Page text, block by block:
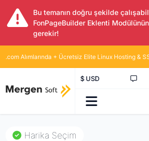
Bu temanın doğru şekilde
FonPageBuilder Eklenti
gerekir!
.com Alımlarında + Ücretsiz Elite Linux Hosting &
$ USD
Harika Seçim